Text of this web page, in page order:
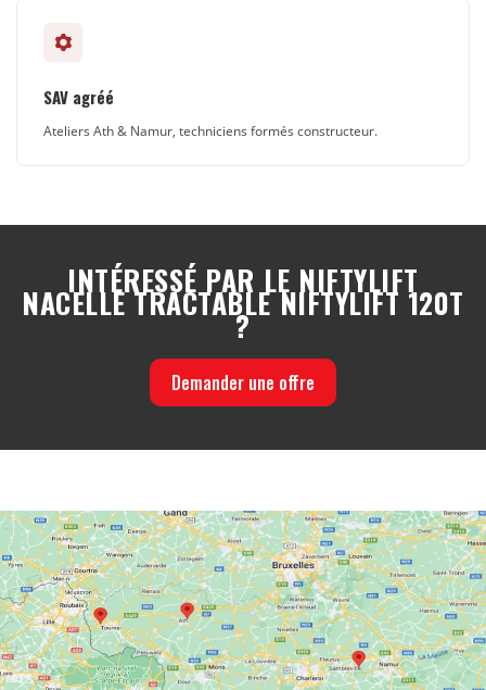
SAV agréé
Ateliers Ath & Namur, techniciens formés constructeur.
INTÉRESSÉ PAR LE NIFTYLIFT
NACELLE TRACTABLE NIFTYLIFT 120T
?
Demander une offre